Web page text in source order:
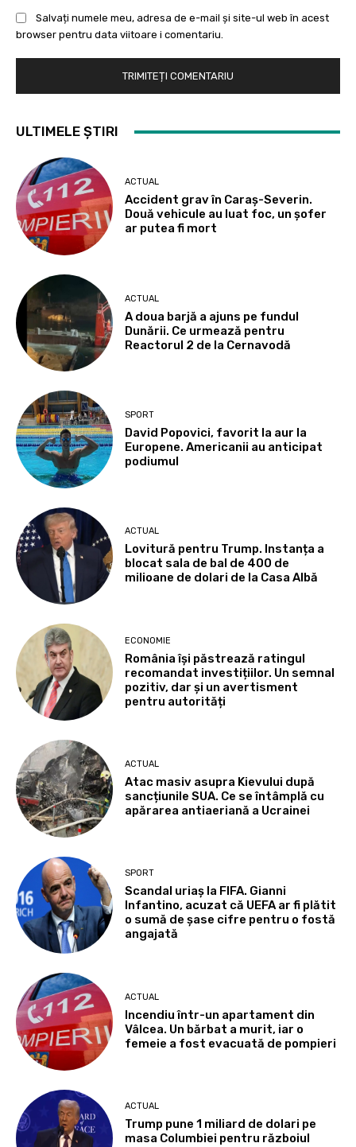
Salvați numele meu, adresa de e-mail și site-ul web în acest
browser pentru data viitoare i comentariu.
ULTIMELE ȘTIRI
ACTUAL
Accident grav în Caraș-Severin.
Două vehicule au luat foc, un șofer
ar putea fi mort
ACTUAL
A doua barjă a ajuns pe fundul
Dunării. Ce urmează pentru
Reactorul 2 de la Cernavodă
SPORT
David Popovici, favorit la aur la
Europene. Americanii au anticipat
podiumul
ACTUAL
Lovitură pentru Trump. Instanța a
blocat sala de bal de 400 de
milioane de dolari de la Casa Albă
ECONOMIE
România își păstrează ratingul
recomandat investițiilor. Un semnal
pozitiv, dar și un avertisment
pentru autorități
ACTUAL
Atac masiv asupra Kievului după
sancțiunile SUA. Ce se întâmplă cu
apărarea antiaeriană a Ucrainei
SPORT
Scandal uriaș la FIFA. Gianni
Infantino, acuzat că UEFA ar fi plătit
o sumă de șase cifre pentru o fostă
angajată
ACTUAL
Incendiu într-un apartament din
Vâlcea. Un bărbat a murit, iar o
femeie a fost evacuată de pompieri
ACTUAL
Trump pune 1 miliard de dolari pe
masa Columbiei pentru războiul